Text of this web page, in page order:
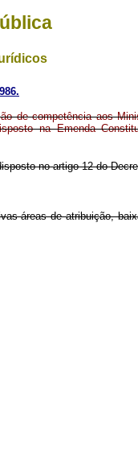
de competência aos
na Emenda
no artigo 12 do
áreas de atribuição,